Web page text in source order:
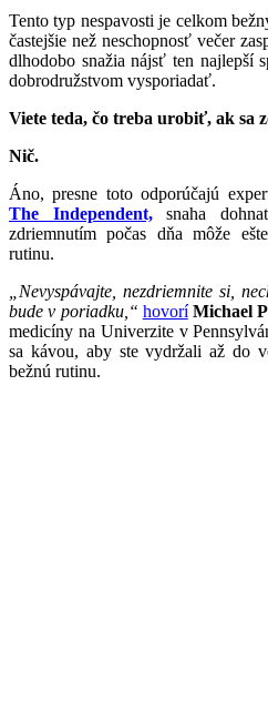
Tento typ nespavosti je celkom
častejšie než neschopnosť večer
dlhodobo snažia nájsť ten najlepší
dobrodružstvom vysporiadať.
Viete teda, čo treba urobiť, ak sa
Nič.
Áno, presne toto odporúčajú
The Independent,snaha
zdriemnutím počas dňa môže
rutinu.
„Nevyspávajte, nezdriemnite si,
bude v poriadku,“ hovorí Michael
medicíny na Univerzite v
sa kávou, aby ste vydržali až do
bežnú rutinu.